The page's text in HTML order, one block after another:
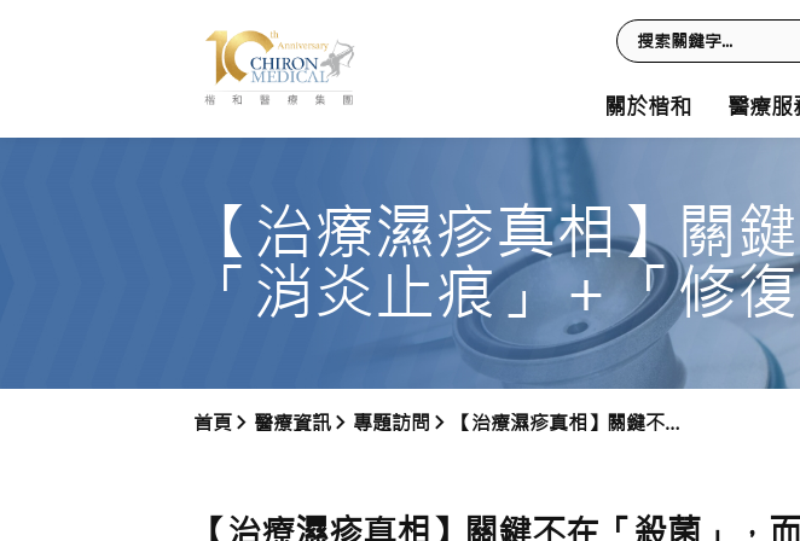
關於楷和 醫療服
【治療濕疹真相】關
「消炎止痕」＋「修復
首頁 醫療資訊 專題訪問 【治療濕疹真相】關鍵不在「殺菌」，而在「消炎止痕」＋「修復屏障」
【治療濕疹真相】關鍵不在「殺菌」，